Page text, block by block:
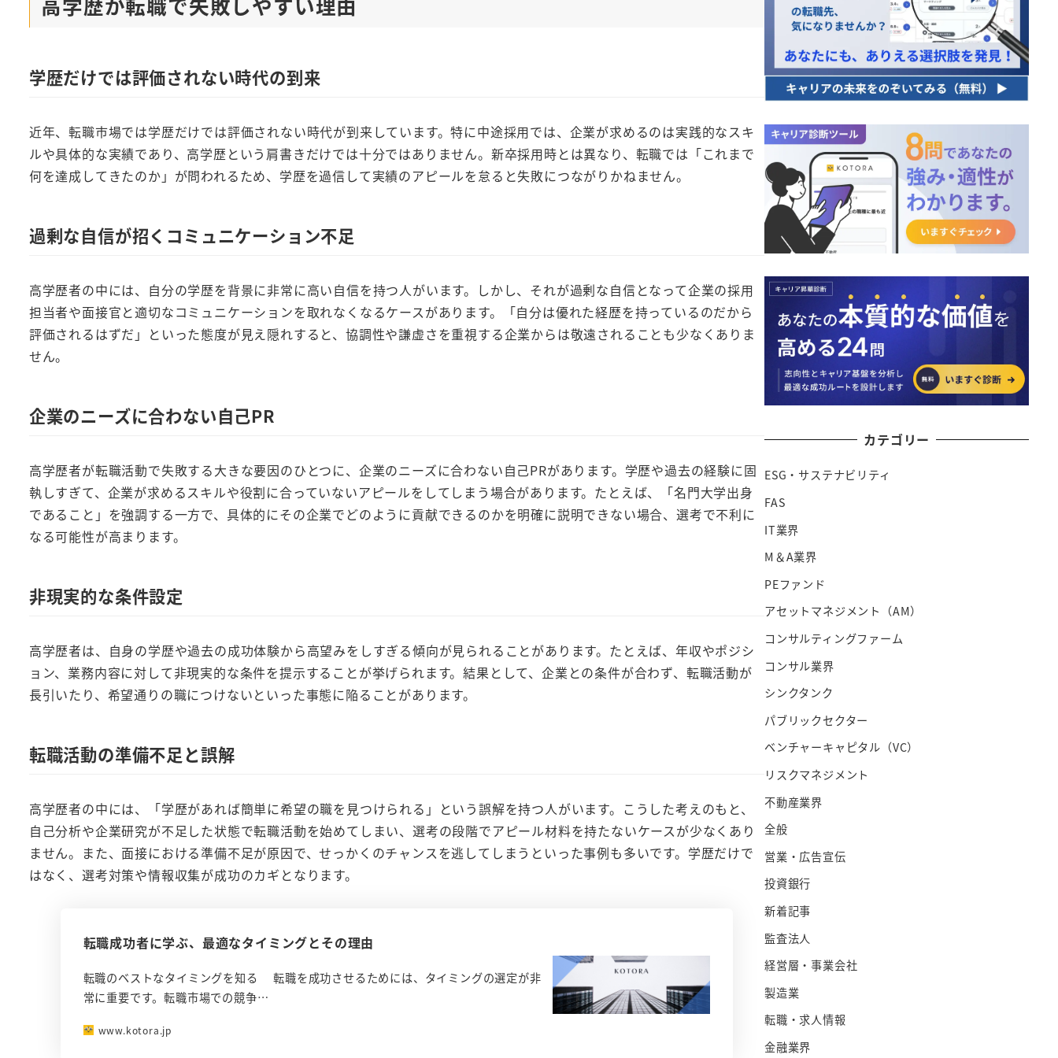
学歴だけでは評価されない時代の到来
近年、転職市場では学歴だけでは評価されない時代が到来しています。特に中途採用では、企業が求めるのは実践的なスキ
ルや具体的な実績であり、高学歴という肩書きだけでは十分ではありません。新卒採用時とは異なり、転職では「これまで
何を達成してきたのか」が問われるため、学歴を過信して実績のアピールを怠ると失敗につながりかねません。
過剰な自信が招くコミュニケーション不足
高学歴者の中には、自分の学歴を背景に非常に高い自信を持つ人がいます。しかし、それが過剰な自信となって企業の採用
担当者や面接官と適切なコミュニケーションを取れなくなるケースがあります。「自分は優れた経歴を持っているのだから
評価されるはずだ」といった態度が見え隠れすると、協調性や謙虚さを重視する企業からは敬遠されることも少なくありま
せん。
企業のニーズに合わない自己PR
高学歴者が転職活動で失敗する大きな要因のひとつに、企業のニーズに合わない自己PRがあります。学歴や過去の経験に固
執しすぎて、企業が求めるスキルや役割に合っていないアピールをしてしまう場合があります。たとえば、「名門大学出身
であること」を強調する一方で、具体的にその企業でどのように貢献できるのかを明確に説明できない場合、選考で不利に
なる可能性が高まります。
非現実的な条件設定
高学歴者は、自身の学歴や過去の成功体験から高望みをしすぎる傾向が見られることがあります。たとえば、年収やポジシ
ョン、業務内容に対して非現実的な条件を提示することが挙げられます。結果として、企業との条件が合わず、転職活動が
長引いたり、希望通りの職につけないといった事態に陥ることがあります。
転職活動の準備不足と誤解
高学歴者の中には、「学歴があれば簡単に希望の職を見つけられる」という誤解を持つ人がいます。こうした考えのもと、
自己分析や企業研究が不足した状態で転職活動を始めてしまい、選考の段階でアピール材料を持たないケースが少なくあり
ません。また、面接における準備不足が原因で、せっかくのチャンスを逃してしまうといった事例も多いです。学歴だけで
はなく、選考対策や情報収集が成功のカギとなります。
転職成功者に学ぶ、最適なタイミングとその理由
転職のベストなタイミングを知る 転職を成功させるためには、タイミングの選定が非
常に重要です。転職市場での競争…
www.kotora.jp
カテゴリー
ESG・サステナビリティ
FAS
IT業界
M＆A業界
PEファンド
アセットマネジメント（AM）
コンサルティングファーム
コンサル業界
シンクタンク
パブリックセクター
ベンチャーキャピタル（VC）
リスクマネジメント
不動産業界
全般
営業・広告宣伝
投資銀行
新着記事
監査法人
経営層・事業会社
製造業
転職・求人情報
金融業界